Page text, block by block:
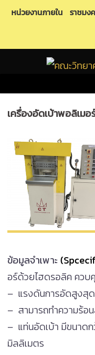
Skipหน่วยงานภายใน ราชมง
เครื่องอัดเบ้าพอลิเมอ
ข้อมูลจำเพาะ
อร์ด้วยไฮดรอลิค ควบ
– แรงดันการอัดสูงสุ
– สามารถทำความร้อ
– แท่นอัดเบ้า มีขนาด
มิลลิเมตร